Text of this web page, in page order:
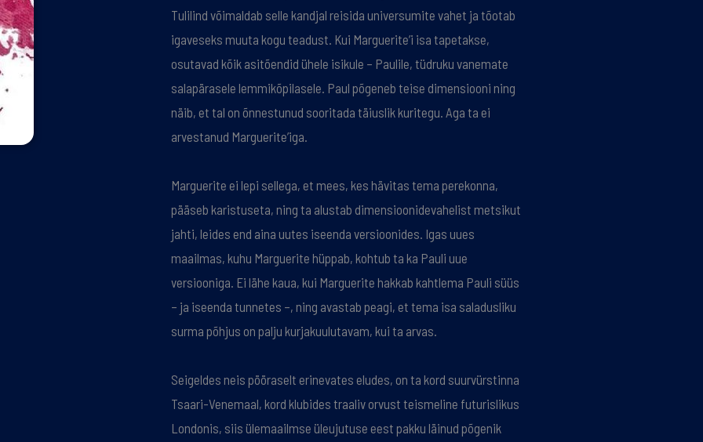
Tulilind võimaldab selle kandjal reisida universumite vahet ja tõotab
igaveseks muuta kogu teadust. Kui Marguerite’i isa tapetakse,
osutavad kõik asitõendid ühele isikule – Paulile, tüdruku vanemate
salapärasele lemmikõpilasele. Paul põgeneb teise dimensiooni ning
näib, et tal on õnnestunud sooritada täiuslik kuritegu. Aga ta ei
arvestanud Marguerite’iga.
Marguerite ei lepi sellega, et mees, kes hävitas tema perekonna,
pääseb karistuseta, ning ta alustab dimensioonidevahelist metsikut
jahti, leides end aina uutes iseenda versioonides. Igas uues
maailmas, kuhu Marguerite hüppab, kohtub ta ka Pauli uue
versiooniga. Ei lähe kaua, kui Marguerite hakkab kahtlema Pauli süüs
– ja iseenda tunnetes –, ning avastab peagi, et tema isa saladusliku
surma põhjus on palju kurjakuulutavam, kui ta arvas.
Seigeldes neis pööraselt erinevates eludes, on ta kord suurvürstinna
Tsaari-Venemaal, kord klubides traaliv orvust teismeline futurislikus
Londonis, siis ülemaailmse üleujutuse eest pakku läinud põgenik